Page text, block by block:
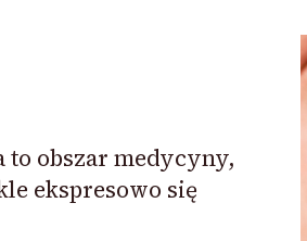
to obszar medycyny,
ekspresowo się